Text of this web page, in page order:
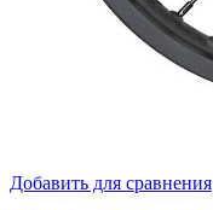
Добавить для сравнения